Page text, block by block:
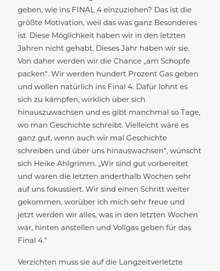
geben, wie ins FINAL 4 einzuziehen? Das ist die
größte Motivation, weil das was ganz Besonderes
ist. Diese Möglichkeit haben wir in den letzten
Jahren nicht gehabt. Dieses Jahr haben wir sie.
Von daher werden wir die Chance „am Schopfe
packen“. Wir werden hundert Prozent Gas geben
und wollen natürlich ins Final 4. Dafür lohnt es
sich zu kämpfen, wirklich über sich
hinauszuwachsen und es gibt manchmal so Tage,
wo man Geschichte schreibt. Vielleicht wäre es
ganz gut, wenn auch wir mal Geschichte
schreiben und über uns hinauswachsen“, wünscht
sich Heike Ahlgrimm. „Wir sind gut vorbereitet
und waren die letzten anderthalb Wochen sehr
auf uns fokussiert. Wir sind einen Schritt weiter
gekommen, worüber ich mich sehr freue und
jetzt werden wir alles, was in den letzten Wochen
war, hinten anstellen und Vollgas geben für das
Final 4.“
Verzichten muss sie auf die Langzeitverletzte